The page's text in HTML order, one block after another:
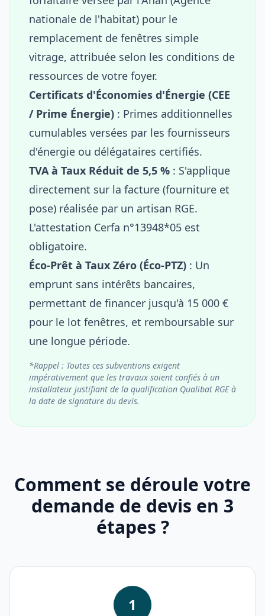
nationale de l'habitat) pour le
remplacement de fenêtres simple
vitrage, attribuée selon les conditions de
ressources de votre foyer.
Certificats d'Économies d'Énergie (CEE
/ Prime Énergie) : Primes additionnelles
cumulables versées par les fournisseurs
d'énergie ou délégataires certifiés.
TVA à Taux Réduit de 5,5 % : S'applique
directement sur la facture (fourniture et
pose) réalisée par un artisan RGE.
L'attestation Cerfa n°13948*05 est
obligatoire.
Éco-Prêt à Taux Zéro (Éco-PTZ) : Un
emprunt sans intérêts bancaires,
permettant de financer jusqu'à 15 000 €
pour le lot fenêtres, et remboursable sur
une longue période.
*Rappel : Toutes ces subventions exigent
impérativement que les travaux soient confiés à un
installateur justifiant de la qualification Qualibat RGE à
la date de signature du devis.
Comment se déroule votre
demande de devis en 3
étapes ?
1